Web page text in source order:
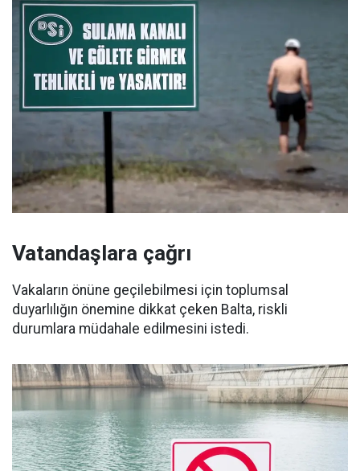
Vatandaşlara çağrı
Vakaların önüne geçilebilmesi için toplumsal
duyarlılığın önemine dikkat çeken Balta, riskli
durumlara müdahale edilmesini istedi.